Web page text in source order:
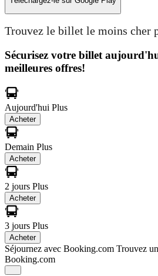
Trouvez le billet le moins cher
Sécurisez votre billet
meilleures offres!
Aujourd'hui Plus
Acheter
Demain Plus
Acheter
2 jours Plus
Acheter
3 jours Plus
Acheter
Séjournez avec Booking.com Trouvez
Booking.com